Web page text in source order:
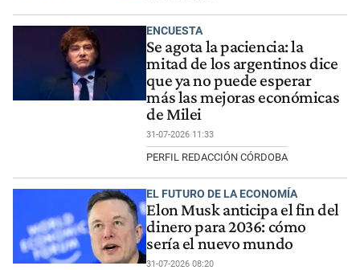
ENCUESTA
Se agota la paciencia: la
mitad de los argentinos dice
que ya no puede esperar
más las mejoras económicas
de Milei
31-07-2026 11:33
PERFIL REDACCIÓN CÓRDOBA
EL FUTURO DE LA ECONOMÍA
Elon Musk anticipa el fin del
dinero para 2036: cómo
sería el nuevo mundo
31-07-2026 08:20